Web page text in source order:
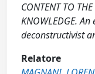
CONTENT TO
KNOWLEDGE.
deconstructivist
Relatore